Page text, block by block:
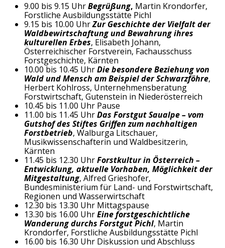
9.00 bis 9.15 UhrBegrüßung, Martin Krondorfer,
Forstliche Ausbildungsstätte Pichl
9.15 bis 10.00 UhrZur Geschichte der Vielfalt der
Waldbewirtschaftung und Bewahrung ihres
kulturellen Erbes, Elisabeth Johann,
Österreichischer Forstverein, Fachausschuss
Forstgeschichte, Kärnten
10.00 bis 10.45 UhrDie besondere Beziehung von
Wald und Mensch am Beispiel der Schwarzföhre,
Herbert Kohlross, Unternehmensberatung
Forstwirtschaft, Gutenstein in Niederösterreich
10.45 bis 11.00 Uhr Pause
11.00 bis 11.45 UhrDas Forstgut Saualpe – vom
Gutshof des Stiftes Griffen zum nachhaltigen
Forstbetrieb, Walburga Litschauer,
Musikwissenschafterin und Waldbesitzerin,
Kärnten
11.45 bis 12.30 UhrForstkultur in Österreich –
Entwicklung, aktuelle Vorhaben, Möglichkeit der
Mitgestaltung, Alfred Grieshofer,
Bundesministerium für Land- und Forstwirtschaft,
Regionen und Wasserwirtschaft
12.30 bis 13.30 Uhr Mittagspause
13.30 bis 16.00 UhrEine forstgeschichtliche
Wanderung durchs Forstgut Pichl, Martin
Krondorfer, Forstliche Ausbildungsstätte Pichl
16.00 bis 16.30 Uhr Diskussion und Abschluss